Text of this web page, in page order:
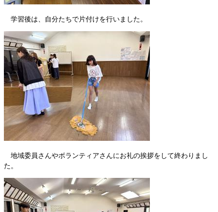
学習後は、自分たちで片付けを行いました。
地域委員さんやボランティアさんにお礼の挨拶をして終わりまし
た。